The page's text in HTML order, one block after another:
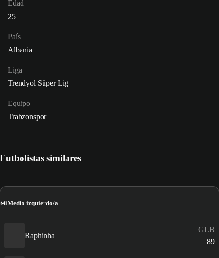
Edad
25
País
Albania
Liga
Trendyol Süper Lig
Equipo
Trabzonspor
Futbolistas similares
MIMedio izquierdo/a
Raphinha
GLB
89